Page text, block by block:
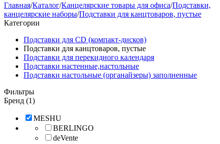
Главная/Каталог/Канцелярские товары для офиса/Подставки,
канцелярские наборы/Подставки для канцтоваров, пустые
Категории
Подставки для CD (компакт-дисков)
Подставки для канцтоваров, пустые
Подставки для перекидного календаря
Подставки настенные,настольные
Подставки настольные (органайзеры) заполненные
Фильтры
Бренд (1)
MESHU
BERLINGO
deVente